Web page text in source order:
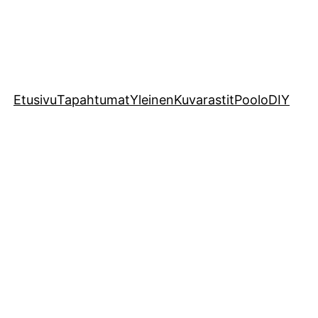
EtusivuTapahtumatYleinenKuvarastitPooloDIY